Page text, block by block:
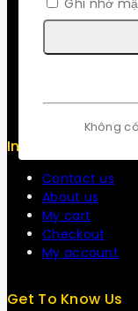
Return Policy
FAQs
Info
Contact us
About us
My cart
Checkout
My account
Get To Know Us
Không